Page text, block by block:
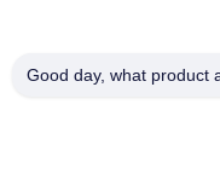
Good day, what product